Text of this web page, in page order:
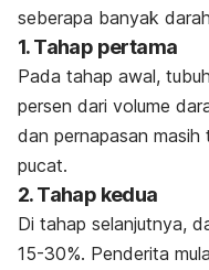
seberapa banyak
1. Tahap pertama
Pada tahap awal,
persen dari volume
dan pernapasan masih
pucat.
2. Tahap kedua
Di tahap selanjutnya,
15-30%. Penderita